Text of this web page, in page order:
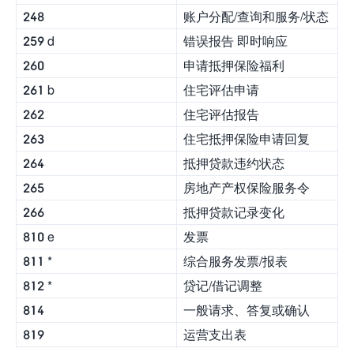
248
账户分配/查询和服务/状态
259 d
错误报告 即时响应
260
申请抵押保险福利
261 b
住宅评估申请
262
住宅评估报告
263
住宅抵押保险申请回复
264
抵押贷款违约状态
265
房地产产权保险服务令
266
抵押贷款记录变化
810 e
发票
811 *
综合服务发票/报表
812 *
贷记/借记调整
814
一般请求、答复或确认
819
运营支出表